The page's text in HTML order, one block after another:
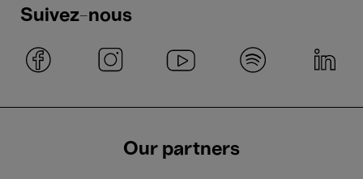
Suivez-nous
Our partners